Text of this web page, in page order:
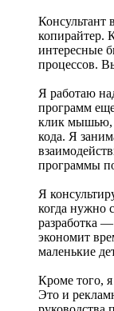
Консультант
копирайтер.
интересные
процессов.
Я работаю
программ
клик мышью,
кода. Я
программы
Я
когда нужно
разработка
экономит
маленькие
Кроме того,
Это и